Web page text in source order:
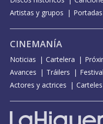
Artistas y grupos
Portadas
CINEMANÍA
Noticias Cartelera
Avances
Tráilers
Actores y actrices
Carteles